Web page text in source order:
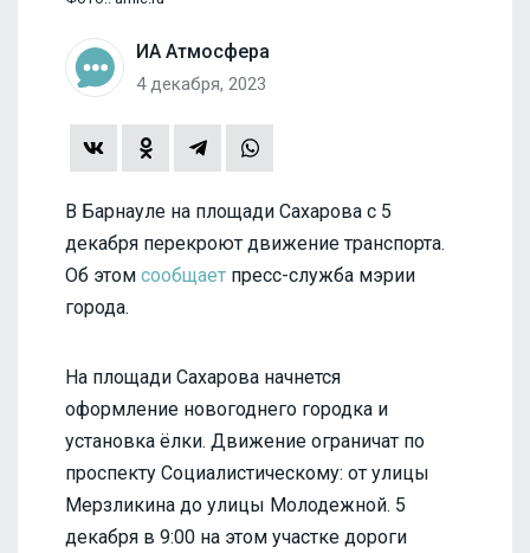
ИА Атмосфера
4 декабря, 2023
В Барнауле на площади Сахарова с 5
декабря перекроют движение транспорта.
Об этом сообщает пресс-служба мэрии
города.
На площади Сахарова начнется
оформление новогоднего городка и
установка ёлки. Движение ограничат по
проспекту Социалистическому: от улицы
Мерзликина до улицы Молодежной. 5
декабря в 9:00 на этом участке дороги